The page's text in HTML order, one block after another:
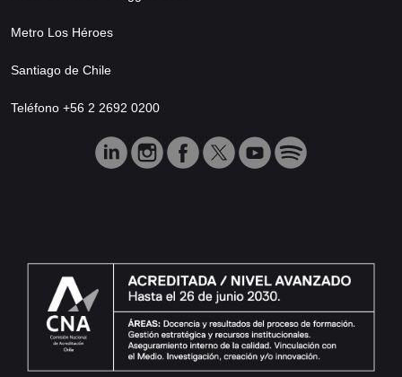
Metro Los Héroes
Santiago de Chile
Teléfono +56 2 2692 0200